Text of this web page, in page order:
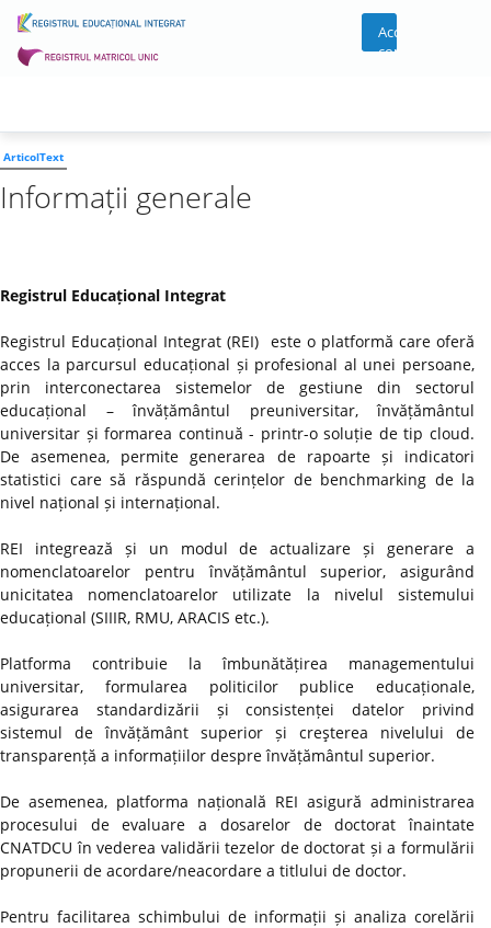
Acces
cont
ArticolText
Informații generale
Registrul Educațional Integrat
Registrul Educațional Integrat (REI) este o platformă care oferă
acces la parcursul educațional și profesional al unei persoane,
prin interconectarea sistemelor de gestiune din sectorul
educațional – învățământul preuniversitar, învățământul
universitar și formarea continuă - printr-o soluție de tip cloud.
De asemenea, permite generarea de rapoarte și indicatori
statistici care să răspundă cerințelor de benchmarking de la
nivel național și internațional.
REI integrează și un modul de actualizare și generare a
nomenclatoarelor pentru învățământul superior, asigurând
unicitatea nomenclatoarelor utilizate la nivelul sistemului
educațional (SIIIR, RMU, ARACIS etc.).
Platforma contribuie la îmbunătățirea managementului
universitar, formularea politicilor publice educaționale,
asigurarea standardizării și consistenței datelor privind
sistemul de învățământ superior și creşterea nivelului de
transparență a informațiilor despre învățământul superior.
De asemenea, platforma națională REI asigură administrarea
procesului de evaluare a dosarelor de doctorat înaintate
CNATDCU în vederea validării tezelor de doctorat și a formulării
propunerii de acordare/neacordare a titlului de doctor.
Pentru facilitarea schimbului de informații și analiza corelării